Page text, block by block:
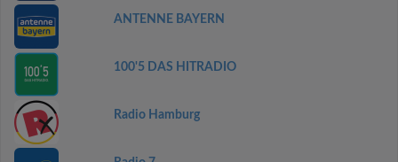
ANTENNE BAYERN
100'5 DAS HITRADIO
Radio Hamburg